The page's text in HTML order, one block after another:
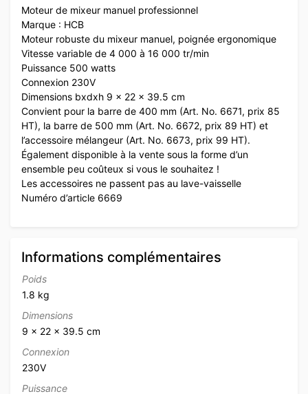
Moteur de mixeur manuel professionnel
Marque : HCB
Moteur robuste du mixeur manuel, poignée ergonomique
Vitesse variable de 4 000 à 16 000 tr/min
Puissance 500 watts
Connexion 230V
Dimensions bxdxh 9 x 22 x 39.5 cm
Convient pour la barre de 400 mm (Art. No. 6671, prix 85
HT), la barre de 500 mm (Art. No. 6672, prix 89 HT) et
l’accessoire mélangeur (Art. No. 6673, prix 99 HT).
Également disponible à la vente sous la forme d’un
ensemble peu coûteux si vous le souhaitez !
Les accessoires ne passent pas au lave-vaisselle
Numéro d’article 6669
Informations complémentaires
Poids
1.8 kg
Dimensions
9 × 22 × 39.5 cm
Connexion
230V
Puissance